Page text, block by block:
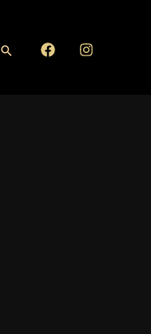
Szukaj